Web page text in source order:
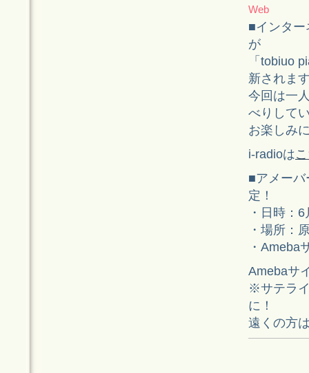
Web
■インタ
が
「tobiuo
新されま
今回は一
べりして
お楽しみ
i-radioは
■アメー
定！
・日時：
・場所：
・Ameba
Amebaサ
※サテラ
に！
遠くの方